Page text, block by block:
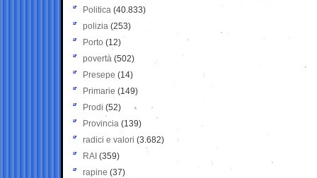
Politica (40.833)
polizia (253)
Porto (12)
povertà (502)
Presepe (14)
Primarie (149)
Prodi (52)
Provincia (139)
radici e valori (3.682)
RAI (359)
rapine (37)